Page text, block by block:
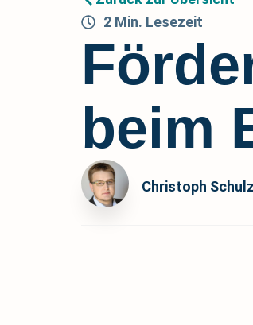
2 Min. Lesezeit
beim
Christoph Schulz